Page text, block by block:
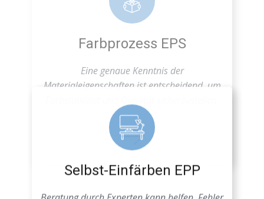
Farbstabilität und Qualität sicherzustellen.
Selbst-Einfärben EPP